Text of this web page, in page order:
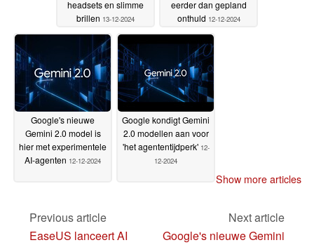
headsets en slimme
brillen 13-12-2024
eerder dan gepland
onthuld 12-12-2024
Google's nieuwe
Gemini 2.0 model is
hier met experimentele
AI-agenten 12-12-2024
Google kondigt Gemini
2.0 modellen aan voor
'het agententijdperk' 12-
12-2024
Show more articles
Previous article
EaseUS lanceert AI
Next article
Google's nieuwe Gemini